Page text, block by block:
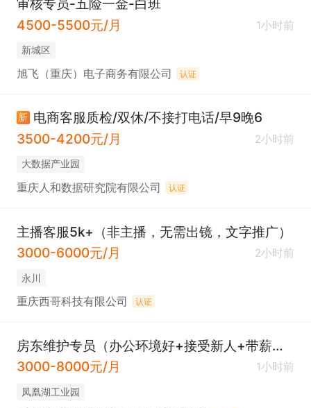
审核专员-五险一金-白班
4500-5500元/月
1小时前
新城区
旭飞（重庆）电子商务有限公司 认证
新 电商客服质检/双休/不接打电话/早9晚6
3500-4200元/月
2小时前
大数据产业园
重庆人和数据研究院有限公司 认证
主播客服5k+（非主播，无需出镜，文字推广）
3000-6000元/月
2小时前
永川
重庆西哥科技有限公司 认证
房东维护专员（办公环境好+接受新人+带薪学习+五险 ）
3000-8000元/月
1小时前
凤凰湖工业园